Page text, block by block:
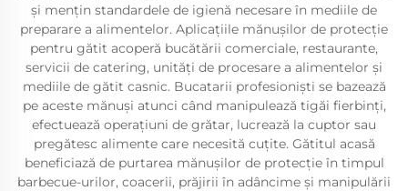
și mențin standardele de igienă necesare în mediile de
preparare a alimentelor. Aplicațiile mănușilor de protecție
pentru gătit acoperă bucătării comerciale, restaurante,
servicii de catering, unități de procesare a alimentelor și
mediile de gătit casnic. Bucatarii profesioniști se bazează
pe aceste mănuși atunci când manipulează tigăi fierbinți,
efectuează operațiuni de grătar, lucrează la cuptor sau
pregătesc alimente care necesită cuțite. Gătitul acasă
beneficiază de purtarea mănușilor de protecție în timpul
barbecue-urilor, coacerii, prăjirii în adâncime și manipulării